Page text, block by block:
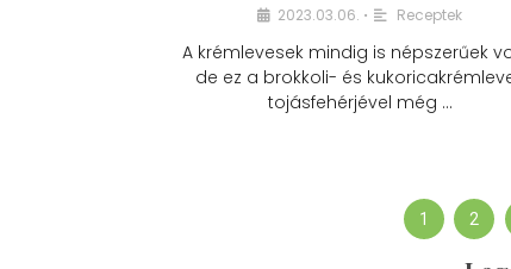
2023.03.06. • Receptek
A krémlevesek mindig is népszerűek
de ez a brokkoli- és
tojásfehérjével még …
1 2